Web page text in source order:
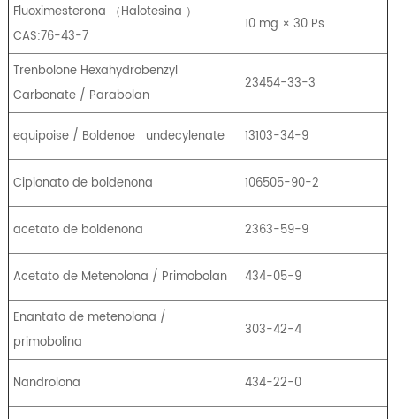
Fluoximesterona （Halotesina ）
CAS:76-43-7
10 mg × 30 Ps
Trenbolone Hexahydrobenzyl
Carbonate / Parabolan
23454-33-3
equipoise / Boldenoe undecylenate 13103-34-9
Cipionato de boldenona 106505-90-2
acetato de boldenona 2363-59-9
Acetato de Metenolona / Primobolan 434-05-9
Enantato de metenolona /
primobolina
303-42-4
Nandrolona 434-22-0